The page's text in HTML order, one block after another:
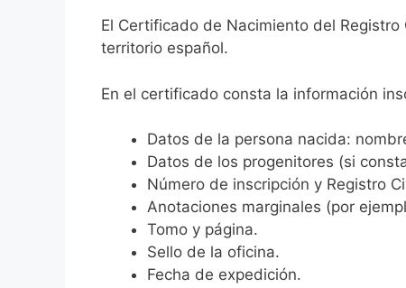
El Certificado de Nacimiento del
territorio español.
En el certificado consta la información
Datos de la persona nacida:
Datos de los progenitores (si
Número de inscripción y Registro
Anotaciones marginales (por
Tomo y página.
Sello de la oficina.
Fecha de expedición.